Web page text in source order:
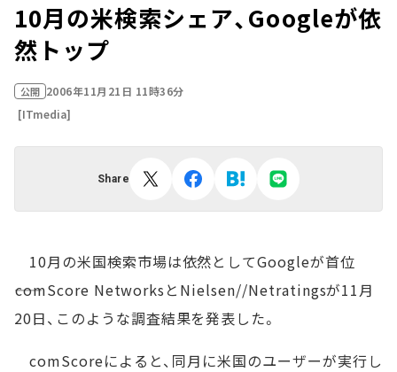
10月の米検索シェア、Googleが依
然トップ
公開 2006年11月21日 11時36分
[ITmedia]
Share
10月の米国検索市場は依然としてGoogleが首位
――comScore NetworksとNielsen//Netratingsが11月
20日、このような調査結果を発表した。
comScoreによると、同月に米国のユーザーが実行し